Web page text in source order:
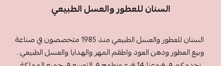
السنان للعطور والعسل الطبيعي
السنان للعطور والعسل الطبيعي منذ 1985 متخصصون في صناعة
وبيع العطور ودهن العود واطقم المهر والهدايا والعسل الطبيعي .